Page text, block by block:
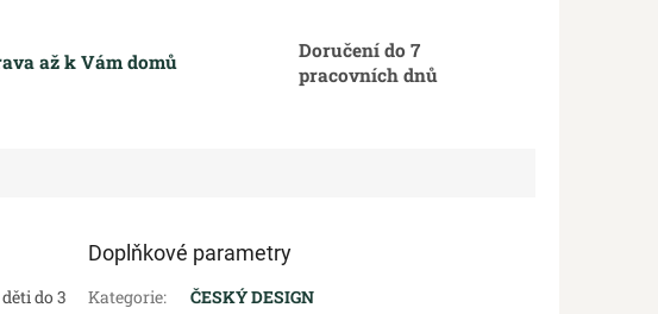
až k Vám domů
Doručení do 7
pracovních dnů
do 3
Doplňkové parametry
Kategorie:
ČESKÝ DESIGN